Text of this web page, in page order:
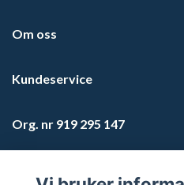
Om oss
Kundeservice
Org. nr 919 295 147